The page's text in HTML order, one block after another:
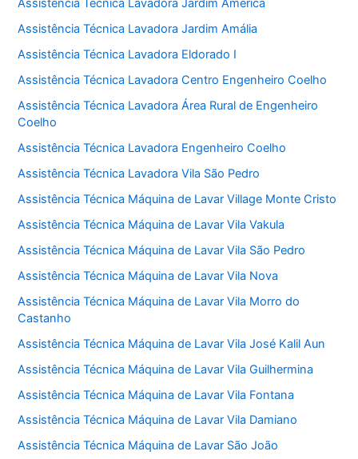
Assistência Técnica Lavadora Jardim América
Assistência Técnica Lavadora Jardim Amália
Assistência Técnica Lavadora Eldorado I
Assistência Técnica Lavadora Centro Engenheiro Coelho
Assistência Técnica Lavadora Área Rural de Engenheiro
Coelho
Assistência Técnica Lavadora Engenheiro Coelho
Assistência Técnica Lavadora Vila São Pedro
Assistência Técnica Máquina de Lavar Village Monte Cristo
Assistência Técnica Máquina de Lavar Vila Vakula
Assistência Técnica Máquina de Lavar Vila São Pedro
Assistência Técnica Máquina de Lavar Vila Nova
Assistência Técnica Máquina de Lavar Vila Morro do
Castanho
Assistência Técnica Máquina de Lavar Vila José Kalil Aun
Assistência Técnica Máquina de Lavar Vila Guilhermina
Assistência Técnica Máquina de Lavar Vila Fontana
Assistência Técnica Máquina de Lavar Vila Damiano
Assistência Técnica Máquina de Lavar São João